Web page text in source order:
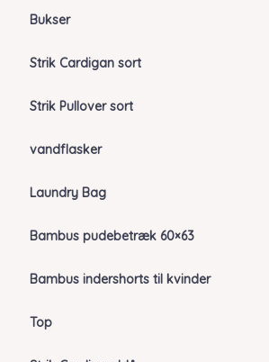
Bukser
Strik Cardigan sort
Strik Pullover sort
vandflasker
Laundry Bag
Bambus pudebetræk 60×63
Bambus indershorts til kvinder
Top